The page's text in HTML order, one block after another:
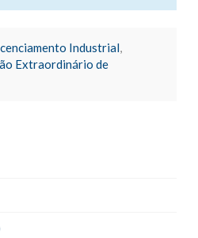
Industrial,
Extraordinário de